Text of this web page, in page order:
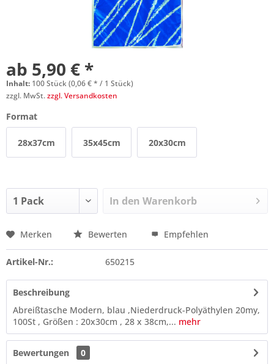
ab 5,90 € *
Inhalt: 100 Stück (0,06 € * / 1 Stück)
zzgl. MwSt.zzgl. Versandkosten
Format
28x37cm 35x45cm 20x30cm
In den Warenkorb
Preis anfragen
Merken Bewerten Empfehlen
Artikel-Nr.: 650215
Beschreibung
Abreißtasche Modern, blau ,Niederdruck-Polyäthylen 20my,
100St , Größen : 20x30cm , 28 x 38cm,... mehr
Bewertungen
0